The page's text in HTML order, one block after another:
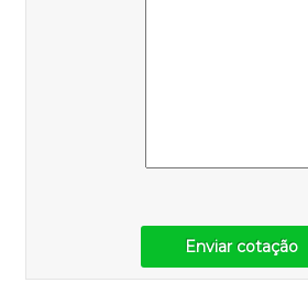
Enviar cotação